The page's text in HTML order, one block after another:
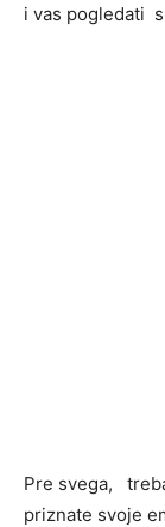
i vas pogledati
Pre svega,
priznate svoje